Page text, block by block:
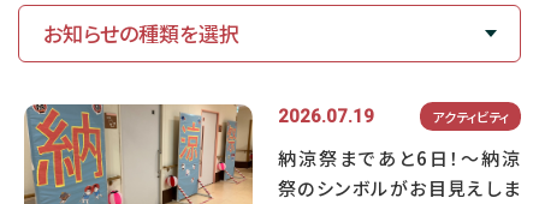
お知らせの種類を選択
2026.07.19 アクティビティ
納涼祭まであと6日！～納涼
祭のシンボルがお目見えしま